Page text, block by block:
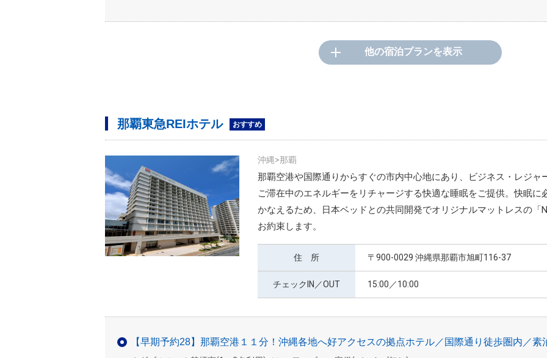
他の宿泊プランを表示
那覇東急REIホテル おすすめ
沖縄>那覇
那覇空港や国際通りからすぐの市内中心地にあり、ビジネス・レジャ
ご滞在中のエネルギーをリチャージする快適な睡眠をご提供。快眠に
かなえるため、日本ベッドとの共同開発でオリジナルマットレスの「
お約束します。
住 所 〒900-0029 沖縄県那覇市旭町116-37
チェックIN／OUT 15:00／10:00
【早期予約28】那覇空港１１分！沖縄各地へ好アクセスの拠点ホテル／国際通り徒歩圏内／素